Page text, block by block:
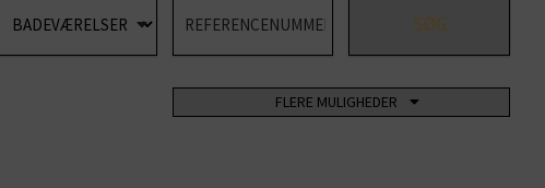
SØG
FLERE MULIGHEDER
PARKERINGSKÆLDER
TENNISBANE